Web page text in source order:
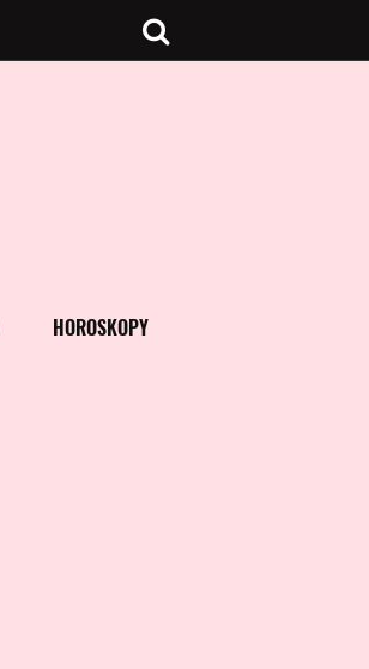
HOROSKOPY